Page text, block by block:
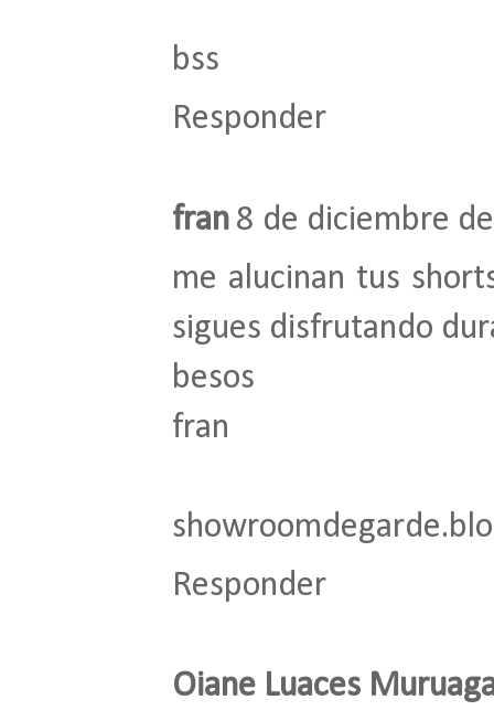
bss
Responder
fran 8 de diciembre
me alucinan tus
sigues disfrutando
besos
fran
Responder
Oiane Luaces